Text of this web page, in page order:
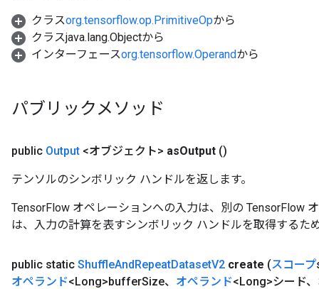
クラスorg.tensorflow.op.PrimitiveOpから
クラスjava.lang.Objectから
インターフェースorg.tensorflow.Operandから
パブリックメソッド
public Output <オブジェクト> asOutput ()
テンソルのシンボリック ハンドルを返します。
TensorFlow オペレーションへの入力は、別の TensorFlow
は、入力の計算を表すシンボリック ハンドルを取得するた
public static ShuffleAndRepeatDatasetV2 create (スコープ
オペランド<Long>bufferSize、 オペランド<Long>シード、